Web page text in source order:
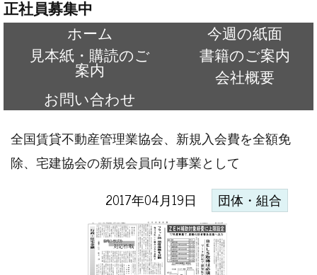
正社員募集中
ホーム
今週の紙面
見本紙・購読のご
案内
書籍のご案内
会社概要
お問い合わせ
全国賃貸不動産管理業協会、新規入会費を全額免
除、宅建協会の新規会員向け事業として
2017年04月19日 団体・組合